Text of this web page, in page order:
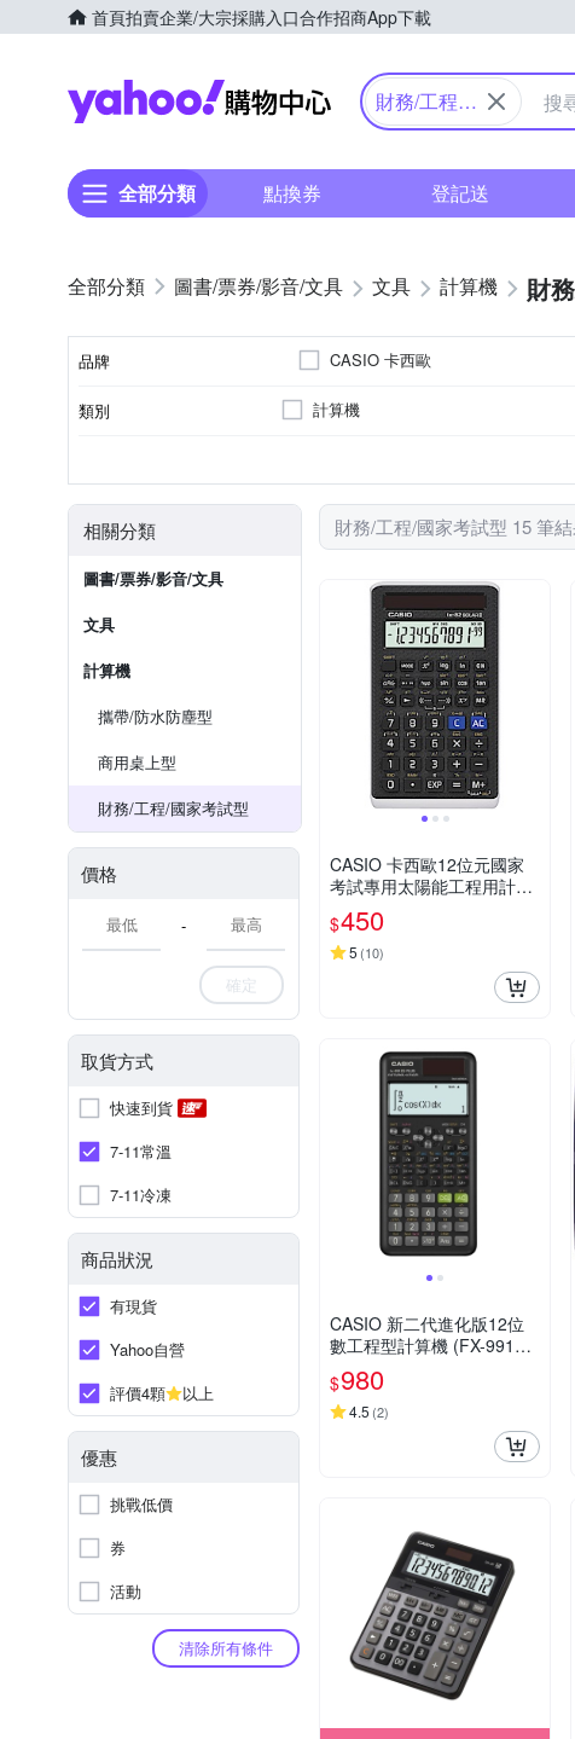
首頁拍賣企業/大宗採購入口合作招商App下載
Yahoo購物中心
財務/工程/
全部分類 點換券 登記送
圖書/票券/影音/文具 文具 計算機 財
品牌 CASIO 卡西歐
類別 計算機
相關分類
圖書/票券/影音/文具
文具
計算機
攜帶/防水防塵型
商用桌上型
財務/工程/國家考試型
價格
-
確定
取貨方式
快速到貨
7-11常溫
7-11冷凍
商品狀況
有現貨
Yahoo自營
評價4顆
以上
優惠
挑戰低價
券
活動
清除所有條件
財務/工程/國家考試型 15 筆
CASIO 卡西歐12位元國家
考試專用太陽能工程用計算
機(FX-82SOLARII)
$450
5 (10)
CASIO 新二代進化版12位
數工程型計算機 (FX-991ES
PLUS-2)
$980
4.5 (2)